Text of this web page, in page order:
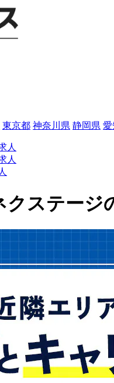
東京都 神奈川県 静岡県 愛
人
人
クステージ